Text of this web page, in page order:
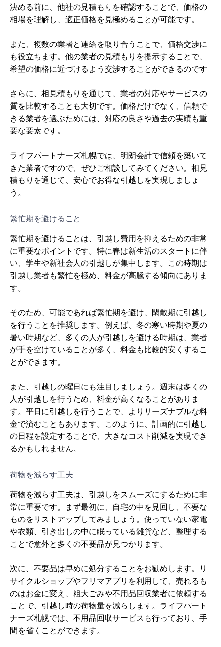
決める前に、他社の見積もりを確認することで、価格の
相場を理解し、適正価格を見極めることが可能です。
また、複数の業者と連絡を取り合うことで、価格交渉に
も役立ちます。他の業者の見積もりを提示することで、
希望の価格に近づけるよう交渉することができるのです
さらに、相見積もりを通じて、業者の対応やサービスの
質を比較することも大切です。価格だけでなく、信頼で
きる業者を選ぶためには、対応の良さや過去の実績も重
要な要素です。
ライフパートナーズ札幌では、明朗会計で信頼を築いて
きた業者ですので、ぜひご相談してみてください。相見
積もりを通じて、安心でお得な引越しを実現しましょ
う。
繁忙期を避けること
繁忙期を避けることは、引越し費用を抑えるための非常
に重要なポイントです。特に春は新生活のスタートに伴
い、学生や新社会人の引越しが集中します。この時期は
引越し業者も繁忙を極め、料金が高騰する傾向にありま
す。
そのため、可能であれば繁忙期を避け、閑散期に引越し
を行うことを推奨します。例えば、冬の寒い時期や夏の
暑い時期など、多くの人が引越しを避ける時期は、業者
が手を空けていることが多く、料金も比較的安くするこ
とができます。
また、引越しの曜日にも注目しましょう。週末は多くの
人が引越しを行うため、料金が高くなることがありま
す。平日に引越しを行うことで、よりリーズナブルな料
金で済むこともあります。このように、計画的に引越し
の日程を設定することで、大きなコスト削減を実現でき
るかもしれません。
荷物を減らす工夫
荷物を減らす工夫は、引越しをスムーズにするために非
常に重要です。まず最初に、自宅の中を見回し、不要な
ものをリストアップしてみましょう。使っていない家電
や衣類、引き出しの中に眠っている雑貨など、整理する
ことで意外と多くの不要品が見つかります。
次に、不要品は早めに処分することをお勧めします。リ
サイクルショップやフリマアプリを利用して、売れるも
のはお金に変え、粗大ごみや不用品回収業者に依頼する
ことで、引越し時の荷物量を減らします。ライフパート
ナーズ札幌では、不用品回収サービスも行っており、手
間を省くことができます。